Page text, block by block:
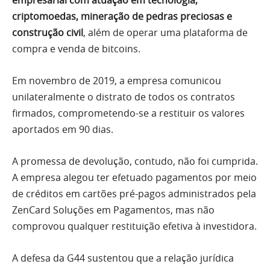
criptomoedas, mineração de pedras preciosas e
construção civil, além de operar uma plataforma de
compra e venda de bitcoins.
Em novembro de 2019, a empresa comunicou
unilateralmente o distrato de todos os contratos
firmados, comprometendo-se a restituir os valores
aportados em 90 dias.
A promessa de devolução, contudo, não foi cumprida.
A empresa alegou ter efetuado pagamentos por meio
de créditos em cartões pré-pagos administrados pela
ZenCard Soluções em Pagamentos, mas não
comprovou qualquer restituição efetiva à investidora.
A defesa da G44 sustentou que a relação jurídica